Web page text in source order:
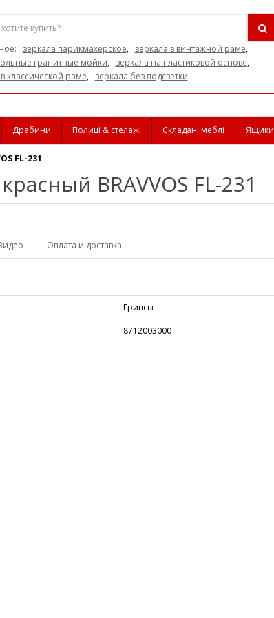
зеркала парикмахерское, зеркала в винтажной раме,
гранитные мойки, зеркала на пластиковой основе,
классической раме, зеркала без подсветки.
Драбини Полиці & стелажі Складані меблі Ящики
FL-231
BRAVVOS FL-231
Оплата и доставка
Грипсы
8712003000